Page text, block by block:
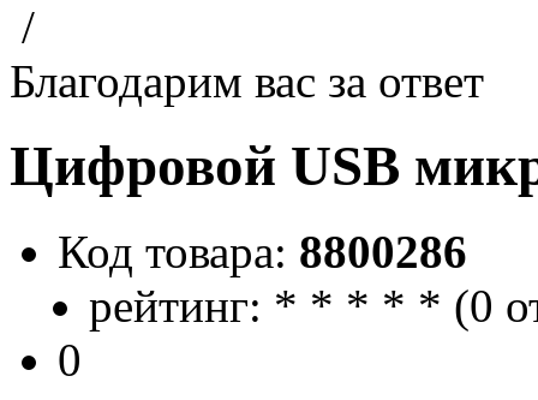
/
Благодарим вас за ответ
Цифровой USB
Код товара: 8800286
рейтинг: * * * * * (0
0